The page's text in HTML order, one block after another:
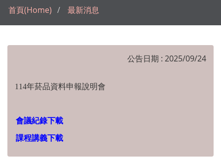
首頁(Home) 最新消息
公告日期 : 2025/09/24
114年菸品資料申報說明會
會議紀錄下載
課程講義下載